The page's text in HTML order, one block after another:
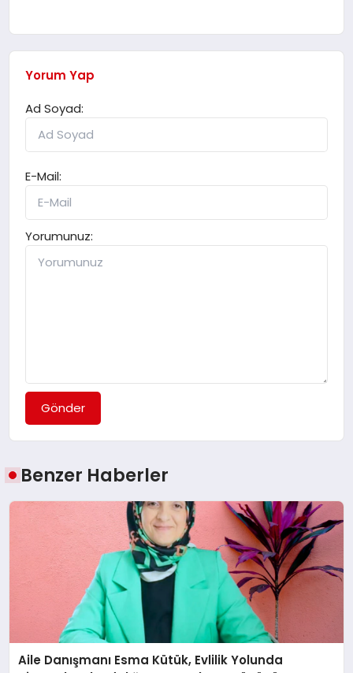
Yorum Yap
Ad Soyad:
E-Mail:
Yorumunuz:
Gönder
Benzer Haberler
Aile Danışmanı Esma Kütük, Evlilik Yolunda